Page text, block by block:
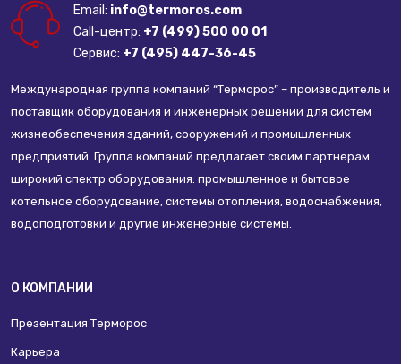
Email: info@termoros.com
Call-центр: +7 (499) 500 00 01
Сервис: +7 (495) 447-36-45
Международная группа компаний “Терморос” – производитель и
поставщик оборудования и инженерных решений для систем
жизнеобеспечения зданий, сооружений и промышленных
предприятий. Группа компаний предлагает своим партнерам
широкий спектр оборудования: промышленное и бытовое
котельное оборудование, системы отопления, водоснабжения,
водоподготовки и другие инженерные системы.
О КОМПАНИИ
Презентация Терморос
Карьера